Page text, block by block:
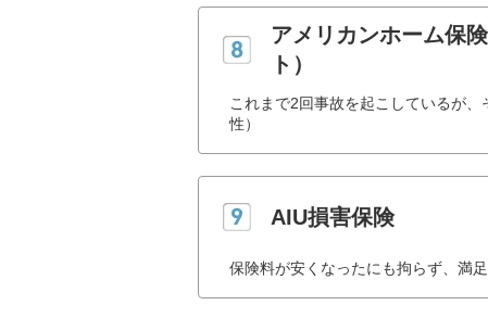
アメリカンホーム保
ト）
これまで2回事故を起こしているが
性）
AIU損害保険
保険料が安くなったにも拘らず、満